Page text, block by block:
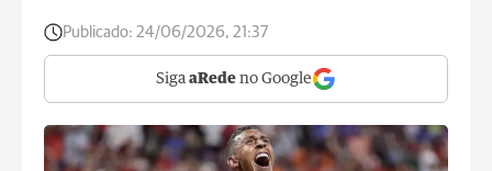
Publicado: 24/06/2026, 21:37
Siga aRede no Google